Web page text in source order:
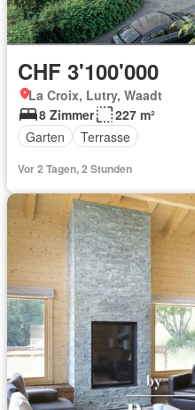
CHF 3'100'000
La Croix, Lutry, Waadt
8 Zimmer
227 m²
Garten
Terrasse
Vor 2 Tagen, 2 Stunden